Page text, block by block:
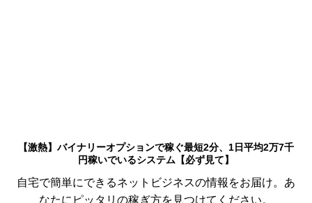
【激熱】バイナリーオプションで稼ぐ最短2分、1日平均2万7千
円稼いでいるシステム【必ず見て】
自宅で簡単にできるネットビジネスの情報をお届け。あ
なたにピッタリの稼ぎ方を見つけてください。